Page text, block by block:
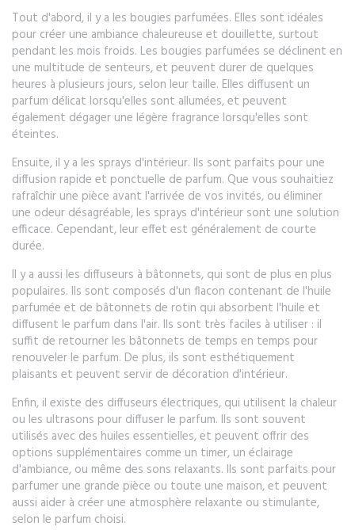
Tout d'abord, il y a les bougies parfumées. Elles sont idéales
pour créer une ambiance chaleureuse et douillette, surtout
pendant les mois froids. Les bougies parfumées se déclinent en
une multitude de senteurs, et peuvent durer de quelques
heures à plusieurs jours, selon leur taille. Elles diffusent un
parfum délicat lorsqu'elles sont allumées, et peuvent
également dégager une légère fragrance lorsqu'elles sont
éteintes.
Ensuite, il y a les sprays d'intérieur. Ils sont parfaits pour une
diffusion rapide et ponctuelle de parfum. Que vous souhaitiez
rafraîchir une pièce avant l'arrivée de vos invités, ou éliminer
une odeur désagréable, les sprays d'intérieur sont une solution
efficace. Cependant, leur effet est généralement de courte
durée.
Il y a aussi les diffuseurs à bâtonnets, qui sont de plus en plus
populaires. Ils sont composés d'un flacon contenant de l'huile
parfumée et de bâtonnets de rotin qui absorbent l'huile et
diffusent le parfum dans l'air. Ils sont très faciles à utiliser : il
suffit de retourner les bâtonnets de temps en temps pour
renouveler le parfum. De plus, ils sont esthétiquement
plaisants et peuvent servir de décoration d'intérieur.
Enfin, il existe des diffuseurs électriques, qui utilisent la chaleur
ou les ultrasons pour diffuser le parfum. Ils sont souvent
utilisés avec des huiles essentielles, et peuvent offrir des
options supplémentaires comme un timer, un éclairage
d'ambiance, ou même des sons relaxants. Ils sont parfaits pour
parfumer une grande pièce ou toute une maison, et peuvent
aussi aider à créer une atmosphère relaxante ou stimulante,
selon le parfum choisi.